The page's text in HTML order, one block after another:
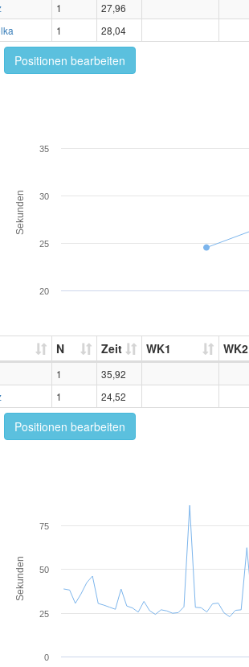
1
27,96
1 28,04
Positionen bearbeiten
Sekunden
20
25
30
35
N Zeit WK1 WK2
1
35,92
1 24,52
Positionen bearbeiten
Sekunden
0
25
50
75